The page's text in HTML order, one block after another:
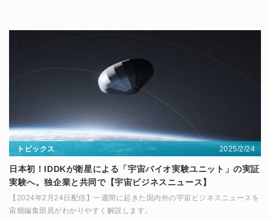
トピックス 2025/2/24
日本初！IDDKが衛星による「宇宙バイオ実験ユニット」の実証
実験へ。独企業と共同で【宇宙ビジネスニュース】
【2024年2月24日配信】一週間に起きた国内外の宇宙ビジネスニュースを
宙畑編集部員がわかりやすく解説します。